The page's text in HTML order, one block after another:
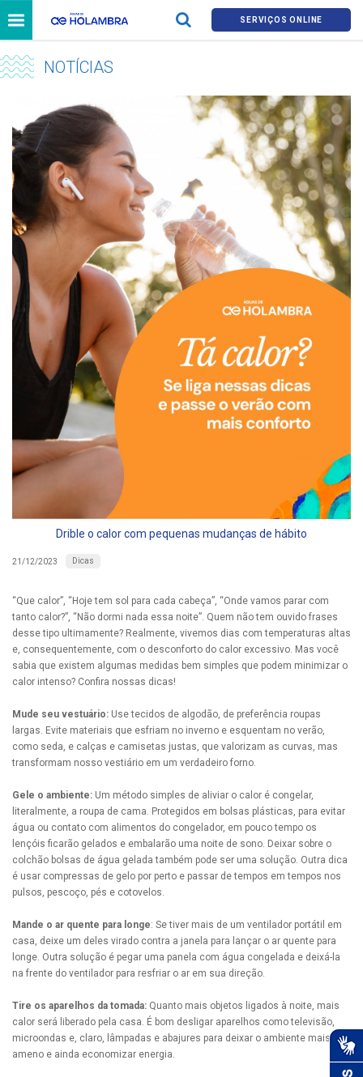
SERVIÇOS ONLINE
NOTÍCIAS
Drible o calor com pequenas mudanças de hábito
21/12/2023 Dicas
“Que calor”, “Hoje tem sol para cada cabeça”, “Onde vamos parar com
tanto calor?”, “Não dormi nada essa noite”. Quem não tem ouvido frases
desse tipo ultimamente? Realmente, vivemos dias com temperaturas altas
e, consequentemente, com o desconforto do calor excessivo. Mas você
sabia que existem algumas medidas bem simples que podem minimizar o
calor intenso? Confira nossas dicas!
Mude seu vestuário: Use tecidos de algodão, de preferência roupas
largas. Evite materiais que esfriam no inverno e esquentam no verão,
como seda, e calças e camisetas justas, que valorizam as curvas, mas
transformam nosso vestiário em um verdadeiro forno.
Gele o ambiente: Um método simples de aliviar o calor é congelar,
literalmente, a roupa de cama. Protegidos em bolsas plásticas, para evitar
água ou contato com alimentos do congelador, em pouco tempo os
lençóis ficarão gelados e embalarão uma noite de sono. Deixar sobre o
colchão bolsas de água gelada também pode ser uma solução. Outra dica
é usar compressas de gelo por perto e passar de tempos em tempos nos
pulsos, pescoço, pés e cotovelos.
Mande o ar quente para longe: Se tiver mais de um ventilador portátil em
casa, deixe um deles virado contra a janela para lançar o ar quente para
longe. Outra solução é pegar uma panela com água congelada e deixá-la
na frente do ventilador para resfriar o ar em sua direção.
Tire os aparelhos da tomada: Quanto mais objetos ligados à noite, mais
calor será liberado pela casa. É bom desligar aparelhos como televisão,
microondas e, claro, lâmpadas e abajures para deixar o ambiente mais
ameno e ainda economizar energia.